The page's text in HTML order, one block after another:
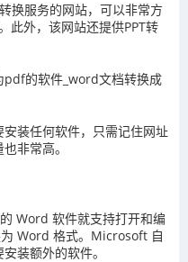
换服务的网站，可以非常方
此外，该网站还提供PPT转
装任何软件，只需记住网址
非常高。
Word 软件就支持打开和编
为 Word 格式。Microsoft 自
装额外的软件。